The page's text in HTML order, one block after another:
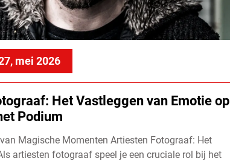
mei 2026
Het Vastleggen van Emotie op
Podium
Magische Momenten Artiesten Fotograaf: Het
artiesten fotograaf speel je een cruciale rol bij het